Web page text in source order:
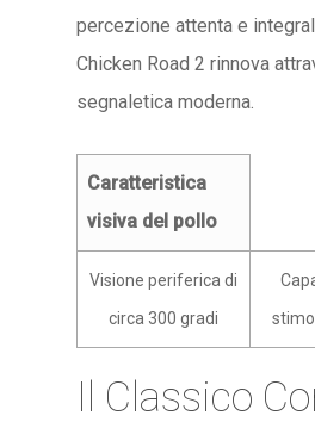
percezione attenta e
Chicken Road 2 rinnova
segnaletica moderna.
Caratteristica
visiva del pollo
Visione periferica di
circa 300 gradi
Il Classico